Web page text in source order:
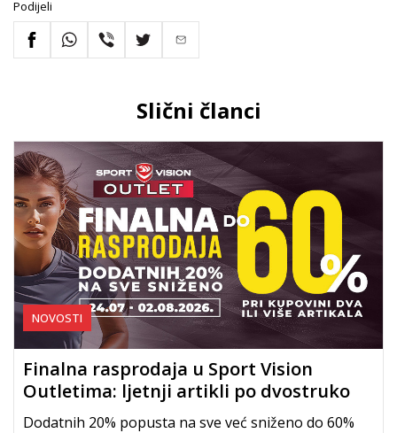
Podijeli
Slični članci
NOVOSTI
Finalna rasprodaja u Sport Vision
Outletima: ljetnji artikli po dvostruko
nižim cijenama
Dodatnih 20% popusta na sve već sniženo do 60%